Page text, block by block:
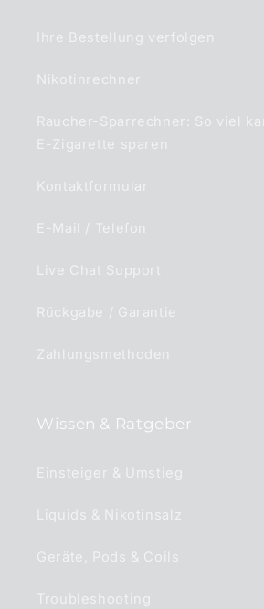
Ihre Bestellung verfolgen
Nikotinrechner
Raucher-Sparrechner: So viel
E-Zigarette sparen
Kontaktformular
E-Mail / Telefon
Live Chat Support
Rückgabe / Garantie
Zahlungsmethoden
Wissen & Ratgeber
Einsteiger & Umstieg
Liquids & Nikotinsalz
Geräte, Pods & Coils
Troubleshooting